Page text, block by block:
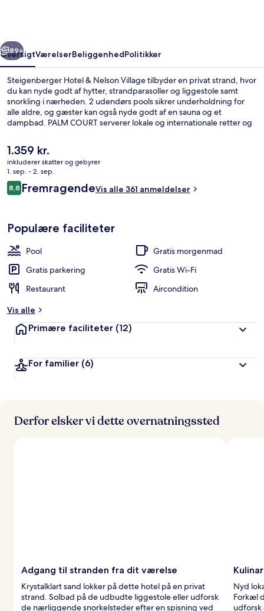
Næste
89+
OversigtVærelserBeliggenhedPolitikker
Steigenberger Hotel & Nelson Village tilbyder en privat strand, hvor
du kan nyde godt af hytter, strandparasoller og liggestole samt
snorkling i nærheden. 2 udendørs pools sikrer underholdning for
alle aldre, og gæster kan også nyde godt af en sauna og et
dampbad. PALM COURT serverer lokale og internationale retter og
på dette hotel med luksusfaciliteter omfatter 4 barer/lounger, en
gratis børneklub og en bar ved poolen.
Den
nuværende
pris
er
1.359 kr.
1.359 kr.
inkluderer skatter og gebyrer
1. sep. - 2. sep.
Anmeldelser
8,88,8 ud af 10.
FremragendeVis alle 361 anmeldelser
Populære faciliteter
Pool
Gratis morgenmad
Gratis parkering
Gratis Wi-Fi
Restaurant
Aircondition
Vis alle
Primære faciliteter (12)
For familier (6)
Derfor elsker vi dette overnatningssted
Adgang til stranden fra dit værelse
Krystalklart sand lokker på dette hotel på en privat
strand. Solbad på de udbudte liggestole eller udforsk
de nærliggende snorkelsteder efter en spisning ved
Nyd
Forkæl
udforsk